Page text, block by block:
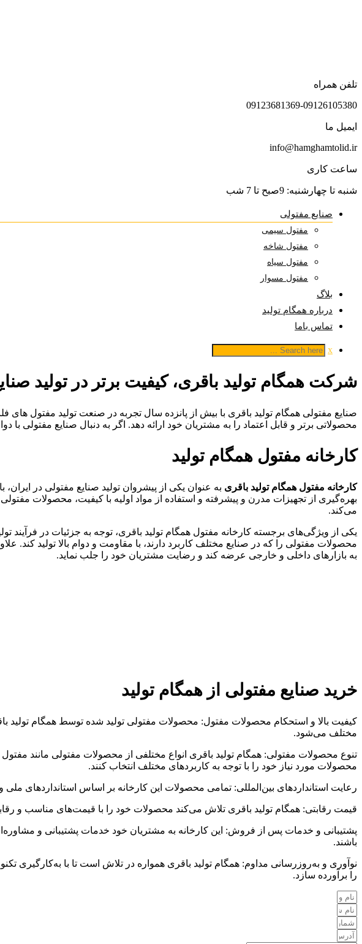
تلفن همراه
09123681369-09126105380
ایمیل ما
info@hamghamtolid.ir
ساعت کاری
شنبه تا چهارشنبه: 9صبح تا 7 شب
صنایع مفتولی
مفتول سیمی
مفتول شاخه
مفتول سیاه
مفتول مسوار
بلاگ
درباره همگام تولید
تماس باما
x
شرکت همگام تولید باقری، کیفیت برتر در تولید
صنایع مفتولی همگام تولید باقری با بیش از پانزده سال تجربه در صنعت تولید مفتول‌ های
محصولاتی برتر و قابل اعتماد را به مشتریان خود ارائه دهد. اگر به دنبال صنایع مفتولی
کارخانه مفتول همگام تولید
کارخانه مفتول همگام تولید باقری به عنوان یکی از پیشروان تولید صنایع مفتولی در
بهره‌گیری از تجهیزات مدرن و پیشرفته و استفاده از مواد اولیه با کیفیت، محصولات
می‌کند.
یکی از ویژگی‌های برجسته کارخانه مفتول همگام تولید باقری، توجه به جزئیات در
محصولات مفتولی را که در صنایع مختلف کاربرد دارند، با مقاومت و دوام بالا تولید کند.
به بازارهای داخلی و خارجی عرضه کند و رضایت مشتریان خود را جلب نماید.
خرید صنایع مفتولی از همگام تولید
کیفیت بالا و استحکام محصولات مفتول: محصولات مفتولی تولید شده توسط همگام تولید
مختلف می‌شود.
تنوع محصولات مفتولی: همگام تولید باقری انواع مختلفی از محصولات مفتولی مانند
محصولات مورد نیاز خود را با توجه به کاربردهای مختلف انتخاب کنند.
رعایت استانداردهای بین‌المللی: تمامی محصولات این کارخانه بر اساس استانداردهای
قیمت رقابتی: همگام تولید باقری تلاش می‌کند محصولات خود را با قیمت‌های مناسب و
پشتیبانی و خدمات پس از فروش: این کارخانه به مشتریان خود خدمات پشتیبانی و
باشند.
نوآوری و به‌روزرسانی مداوم: همگام تولید باقری همواره در تلاش است تا با به‌کارگیری
را برآورده سازد.